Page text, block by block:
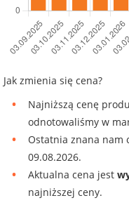
Jak zmienia się cena?
Najniższą cenę
odnotowaliśmy w
Ostatnia znana nam
09.08.2026.
Aktualna cena jest
najniższej ceny.